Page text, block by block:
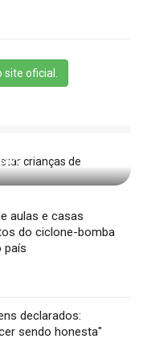
oficial.
aulas e casas
do ciclone-bomba
país
declarados:
sendo honesta"